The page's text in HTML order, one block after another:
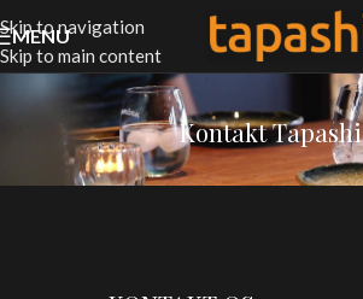
Skip to navigation
Skip to main content
MENU
Kontakt Tapashi